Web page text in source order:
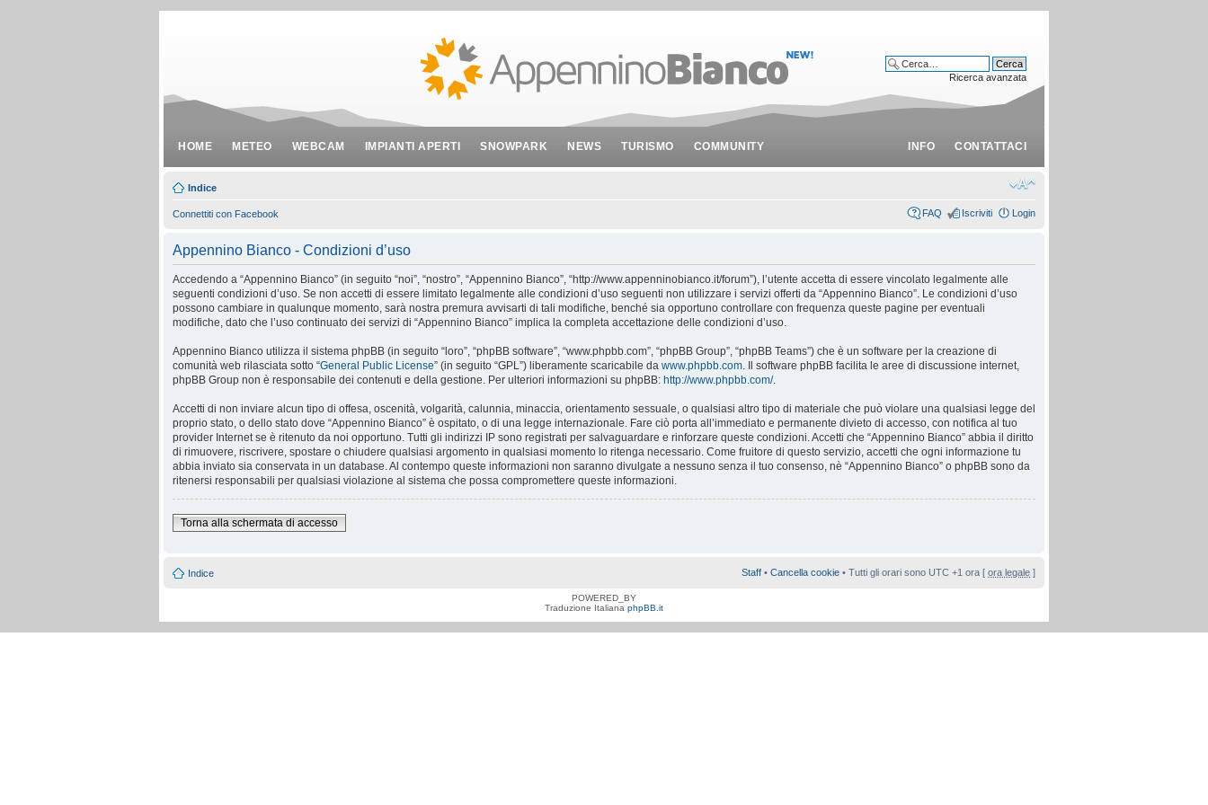
HOME METEO WEBCAM IMPIANTI APERTI SNOWPARK NEWS TURISMO COMMUNITY INFO CONTATTACI
Ricerca avanzata
Indice
Connettiti con Facebook FAQ Iscriviti Login
Appennino Bianco - Condizioni d’uso
Accedendo a “Appennino Bianco” (in seguito “noi”, “nostro”, “Appennino Bianco”, “http://www.appenninobianco.it/forum”), l’utente accetta di essere vincolato legalmente alle
seguenti condizioni d’uso. Se non accetti di essere limitato legalmente alle condizioni d’uso seguenti non utilizzare i servizi offerti da “Appennino Bianco”. Le condizioni d’uso
possono cambiare in qualunque momento, sarà nostra premura avvisarti di tali modifiche, benché sia opportuno controllare con frequenza queste pagine per eventuali
modifiche, dato che l’uso continuato dei servizi di “Appennino Bianco” implica la completa accettazione delle condizioni d’uso.
Appennino Bianco utilizza il sistema phpBB (in seguito “loro”, “phpBB software”, “www.phpbb.com”, “phpBB Group”, “phpBB Teams”) che è un software per la creazione di
comunità web rilasciata sotto “General Public License” (in seguito “GPL”) liberamente scaricabile da www.phpbb.com. Il software phpBB facilita le aree di discussione internet,
phpBB Group non è responsabile dei contenuti e della gestione. Per ulteriori informazioni su phpBB: http://www.phpbb.com/.
Accetti di non inviare alcun tipo di offesa, oscenità, volgarità, calunnia, minaccia, orientamento sessuale, o qualsiasi altro tipo di materiale che può violare una qualsiasi legge del
proprio stato, o dello stato dove “Appennino Bianco” è ospitato, o di una legge internazionale. Fare ciò porta all’immediato e permanente divieto di accesso, con notifica al tuo
provider Internet se è ritenuto da noi opportuno. Tutti gli indirizzi IP sono registrati per salvaguardare e rinforzare queste condizioni. Accetti che “Appennino Bianco” abbia il diritto
di rimuovere, riscrivere, spostare o chiudere qualsiasi argomento in qualsiasi momento lo ritenga necessario. Come fruitore di questo servizio, accetti che ogni informazione tu
abbia inviato sia conservata in un database. Al contempo queste informazioni non saranno divulgate a nessuno senza il tuo consenso, nè “Appennino Bianco” o phpBB sono da
ritenersi responsabili per qualsiasi violazione al sistema che possa compromettere queste informazioni.
Torna alla schermata di accesso
Indice Staff • Cancella cookie • Tutti gli orari sono UTC +1 ora [ ora legale ]
POWERED_BY
Traduzione Italiana phpBB.it